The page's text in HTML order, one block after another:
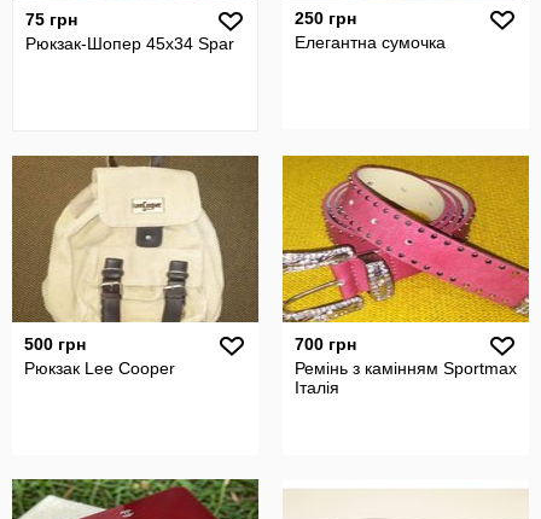
75 грн
Рюкзак-Шопер 45х34 Spar
250 грн
Елегантна сумочка
500 грн
Рюкзак Lee Cooper
700 грн
Ремінь з камінням Sportmax
Італія